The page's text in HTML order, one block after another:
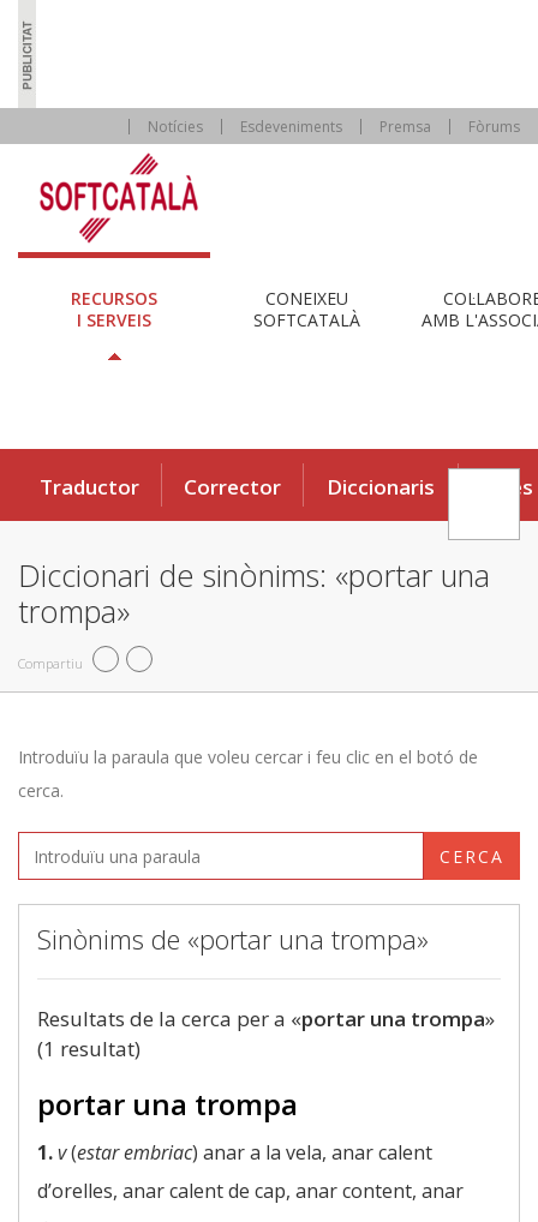
Notícies Esdeveniments Premsa Fòrums
RECURSOS
I SERVEIS
CONEIXEU
SOFTCATALÀ
AMB
Traductor Corrector Diccionaris Eines
Diccionari de sinònims: «portar una
trompa»
Compartiu
Introduïu la paraula que voleu cercar i feu clic en el botó de
cerca.
CERCA
Sinònims de «portar una trompa»
Resultats de la cerca per a «portar una trompa»
(1 resultat)
portar una trompa
1.v(estar embriac) anar a la vela, anar calent
d’orelles, anar calent de cap, anar content, anar